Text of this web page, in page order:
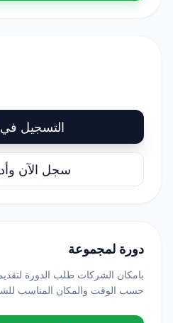
التسجيل في
سجل الآن
دورة لمجموعة
بامكان الشركات طلب الدورة
حسب الوقت والمكان المناسب